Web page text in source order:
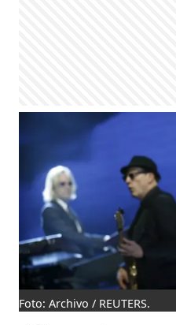
Foto: Archivo / REUTERS.